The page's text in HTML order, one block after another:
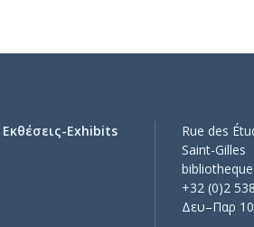
Εκθέσεις-Exhibits
Rue des
Saint-Gilles
+32 (0)2
Δευ–Παρ